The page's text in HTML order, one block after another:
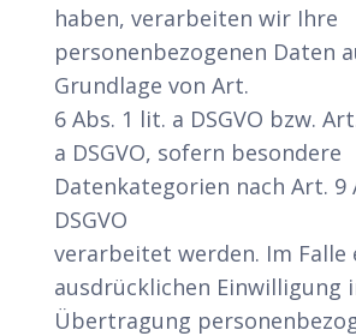
haben, verarbeiten wir Ihre
personenbezogenen Daten
Grundlage von Art.
6 Abs. 1 lit. a DSGVO bzw.
a DSGVO, sofern besondere
Datenkategorien nach Art. 9
DSGVO
verarbeitet werden. Im Falle
ausdrücklichen Einwilligung
Übertragung